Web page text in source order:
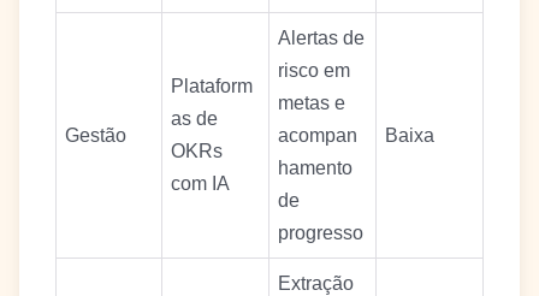
Gestão
Plataform
as de
OKRs
com IA
Alertas de
risco em
metas e
acompan
hamento
de
progresso
Baixa
Extração